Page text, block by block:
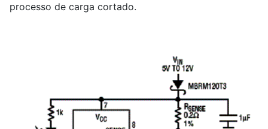
processo de carga cortado.